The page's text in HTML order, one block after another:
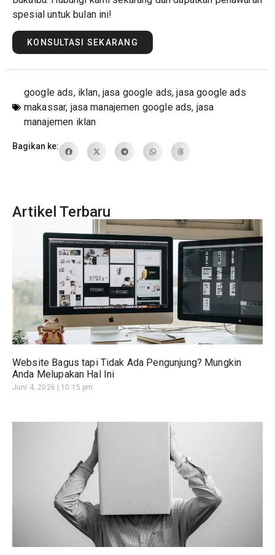
spesial untuk bulan ini!
KONSULTASI SEKARANG
google ads, iklan, jasa google ads,jasa google ads
makassar, jasa manajemen google ads, jasa
manajemen iklan
Bagikan ke:
Artikel Terbaru
Website Bagus tapi Tidak Ada Pengunjung? Mungkin
Anda Melupakan Hal Ini
Juni 4, 2026 10:15 pm